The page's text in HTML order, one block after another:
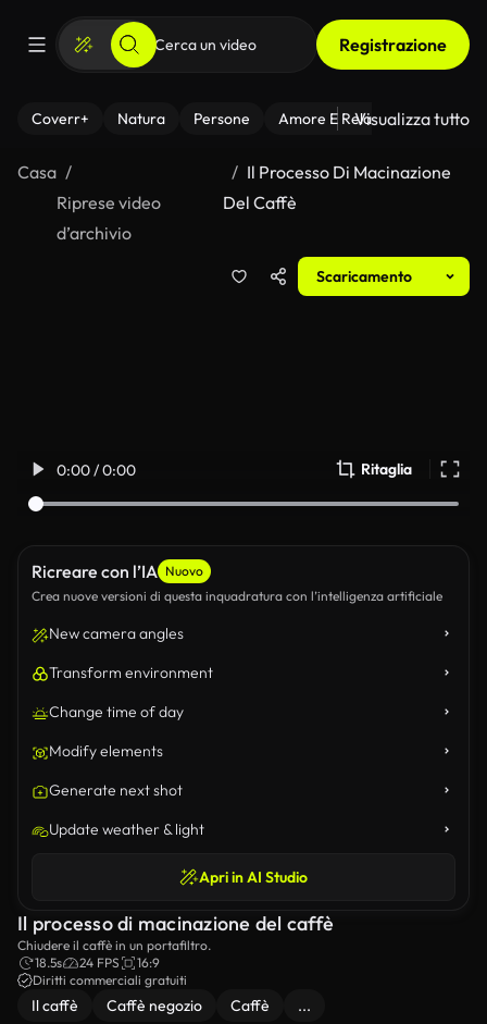
Registrazione
Coverr+ Natura Persone Amore E Relazioni Il
Visualizza tutto
Casa
Riprese video
d’archivio
Il Processo Di Macinazione
Del Caffè
Scaricamento
0:00 / 0:00 Ritaglia
Ricreare con l’IA Nuovo
Crea nuove versioni di questa inquadratura con l’intelligenza artificiale
New camera angles
Transform environment
Change time of day
Modify elements
Generate next shot
Update weather & light
Apri in AI Studio
Il processo di macinazione del caffè
Chiudere il caffè in un portafiltro.
18.5s
24 FPS
16:9
Diritti commerciali gratuiti
Il caffè Caffè negozio Caffè ...